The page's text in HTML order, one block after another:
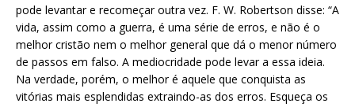
pode levantar e recomeçar outra vez. F. W. Robertson disse: “A
vida, assim como a guerra, é uma série de erros, e não é o
melhor cristão nem o melhor general que dá o menor número
de passos em falso. A mediocridade pode levar a essa ideia.
Na verdade, porém, o melhor é aquele que conquista as
vitórias mais esplendidas extraindo-as dos erros. Esqueça os